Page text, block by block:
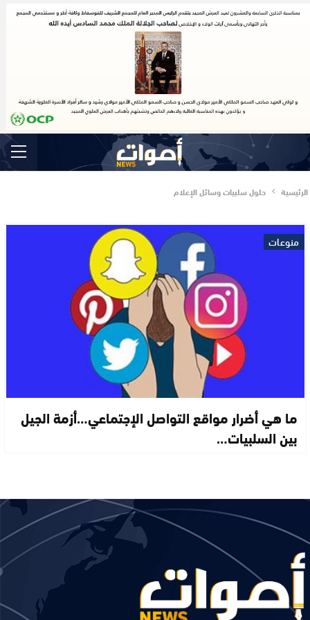
الرئيسية حلول سلبيات وسائل الإعلام
منوعات
ما هي أضرار مواقع التواصل الإجتماعي…أزمة الجيل
بين السلبيات…